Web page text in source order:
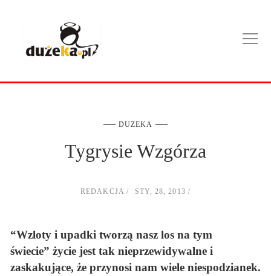
DUZEKA
Tygrysie Wzgórza
REDAKCJA STY, 28, 2013
“Wzloty i upadki tworzą nasz los na tym
świecie” życie jest tak nieprzewidywalne i
zaskakujące, że przynosi nam wiele niespodzianek.